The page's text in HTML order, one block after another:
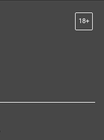
18+